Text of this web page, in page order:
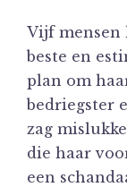
Vijf mensen
beste en
plan om
bedriegster
zag
die haar
een